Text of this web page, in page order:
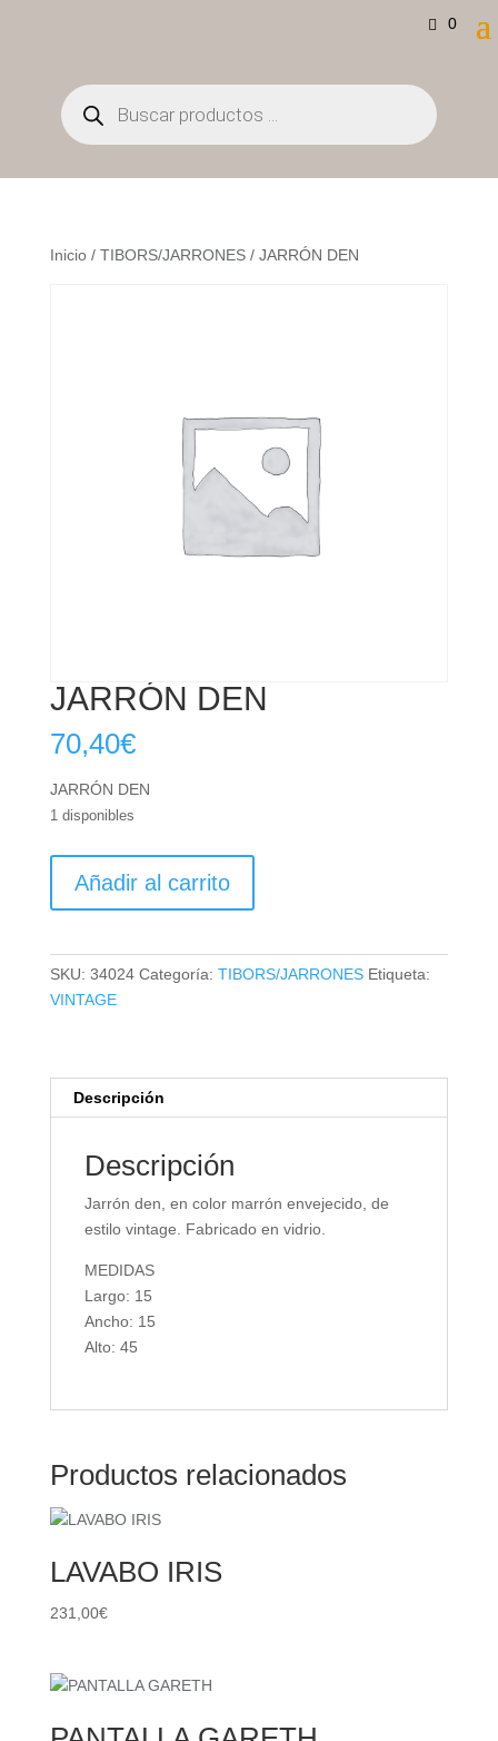
0
Búsqueda
de
productos
Inicio/ TIBORS/JARRONES/ JARRÓN DEN
JARRÓN DEN
70,40€
JARRÓN DEN
1 disponibles
DENAñadir al carrito
SKU: 34024 Categoría: TIBORS/JARRONES Etiqueta:
VINTAGE
Descripción
Descripción
Jarrón den, en color marrón envejecido, de
estilo vintage. Fabricado en vidrio.
MEDIDAS
Largo: 15
Ancho: 15
Alto: 45
Productos relacionados
LAVABO IRIS
231,00€